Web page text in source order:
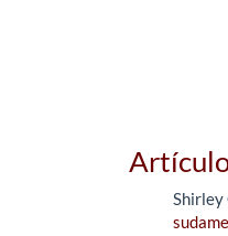
Shirley